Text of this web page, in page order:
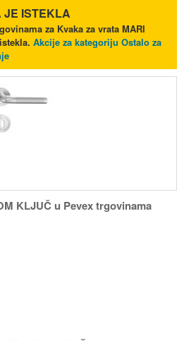
JE ISTEKLA
za Kvaka za vrata MARI
Akcije za kategoriju Ostalo za
KLJUČ u Pevex trgovinama